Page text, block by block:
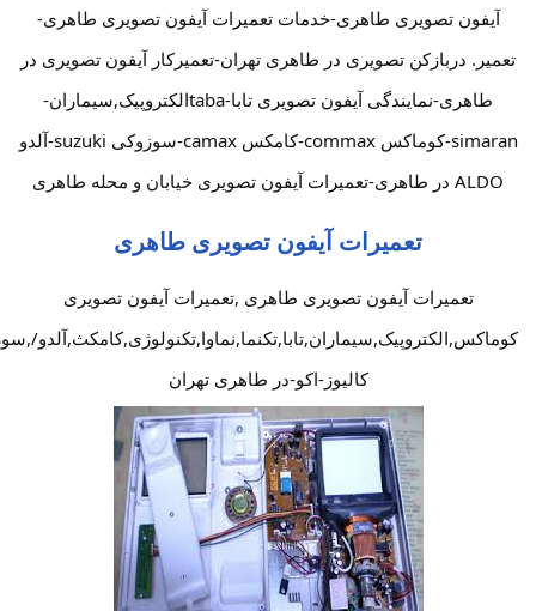
آیفون تصویری طاهری-خدمات تعمیرات آیفون تصویری طاهری-
تعمیر. دربازکن تصویری در طاهری تهران-تعمیرکار آیفون تصویری در
طاهری-نمایندگی آیفون تصویری تابا-tabaالکتروپیک,سیماران-
simaran-کوماکس commax-کامکس camax-سوزوکی suzuki-آلدو
ALDO در طاهری-تعمیرات آیفون تصویری خیابان و محله طاهری
تعمیرات آیفون تصویری طاهری
تعمیرات آیفون تصویری طاهری ,تعمیرات آیفون تصویری
کوماکس,الکتروپیک,سیماران,تابا,تکنما,نماوا,تکنولوژی,کامکث,آلدو/
کالیوز-اکو-در طاهری تهران